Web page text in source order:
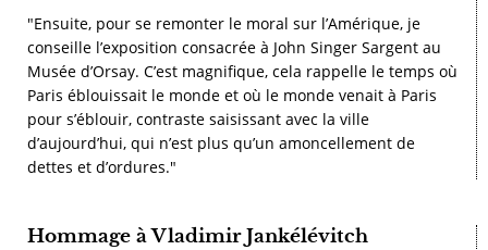
"Ensuite, pour se remonter le moral sur l’Amérique, je
conseille l’exposition consacrée à John Singer Sargent au
Musée d’Orsay. C’est magnifique, cela rappelle le temps où
Paris éblouissait le monde et où le monde venait à Paris
pour s’éblouir, contraste saisissant avec la ville
d’aujourd’hui, qui n’est plus qu’un amoncellement de
dettes et d’ordures."
Hommage à Vladimir Jankélévitch